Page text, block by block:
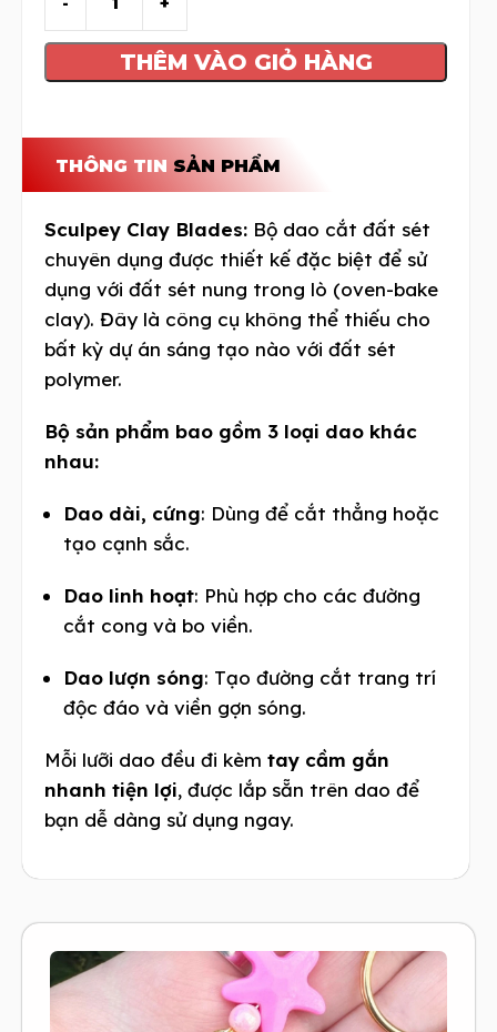
THÊM VÀO GIỎ HÀNG
THÔNG TIN SẢN PHẨM
Sculpey Clay Blades: Bộ dao cắt đất sét
chuyên dụng được thiết kế đặc biệt để sử
dụng với đất sét nung trong lò (oven-bake
clay). Đây là công cụ không thể thiếu cho
bất kỳ dự án sáng tạo nào với đất sét
polymer.
Bộ sản phẩm bao gồm 3 loại dao khác
nhau:
Dao dài, cứng: Dùng để cắt thẳng hoặc
tạo cạnh sắc.
Dao linh hoạt: Phù hợp cho các đường
cắt cong và bo viền.
Dao lượn sóng: Tạo đường cắt trang trí
độc đáo và viền gợn sóng.
Mỗi lưỡi dao đều đi kèmtay cầm gắn
nhanh tiện lợi, được lắp sẵn trên dao để
bạn dễ dàng sử dụng ngay.